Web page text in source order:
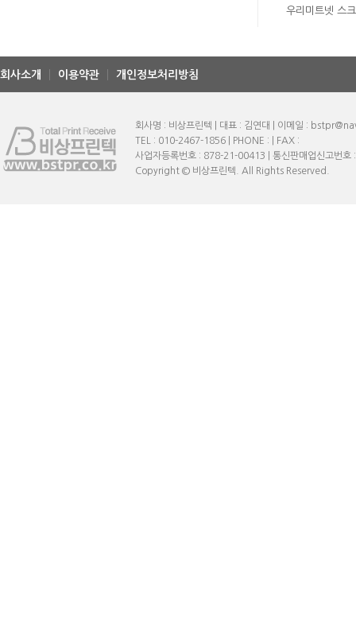
우리미트넷 스
회사소개 이용약관 개인정보처리방침
회사명 : 비상프린텍 | 대표 : 김연대 | 이메일 :
TEL : 010-2467-1856 | PHONE : | FAX :
사업자등록번호 : 878-21-00413 | 통신판매업신고번
Copyright © 비상프린텍. All Rights Reserved.